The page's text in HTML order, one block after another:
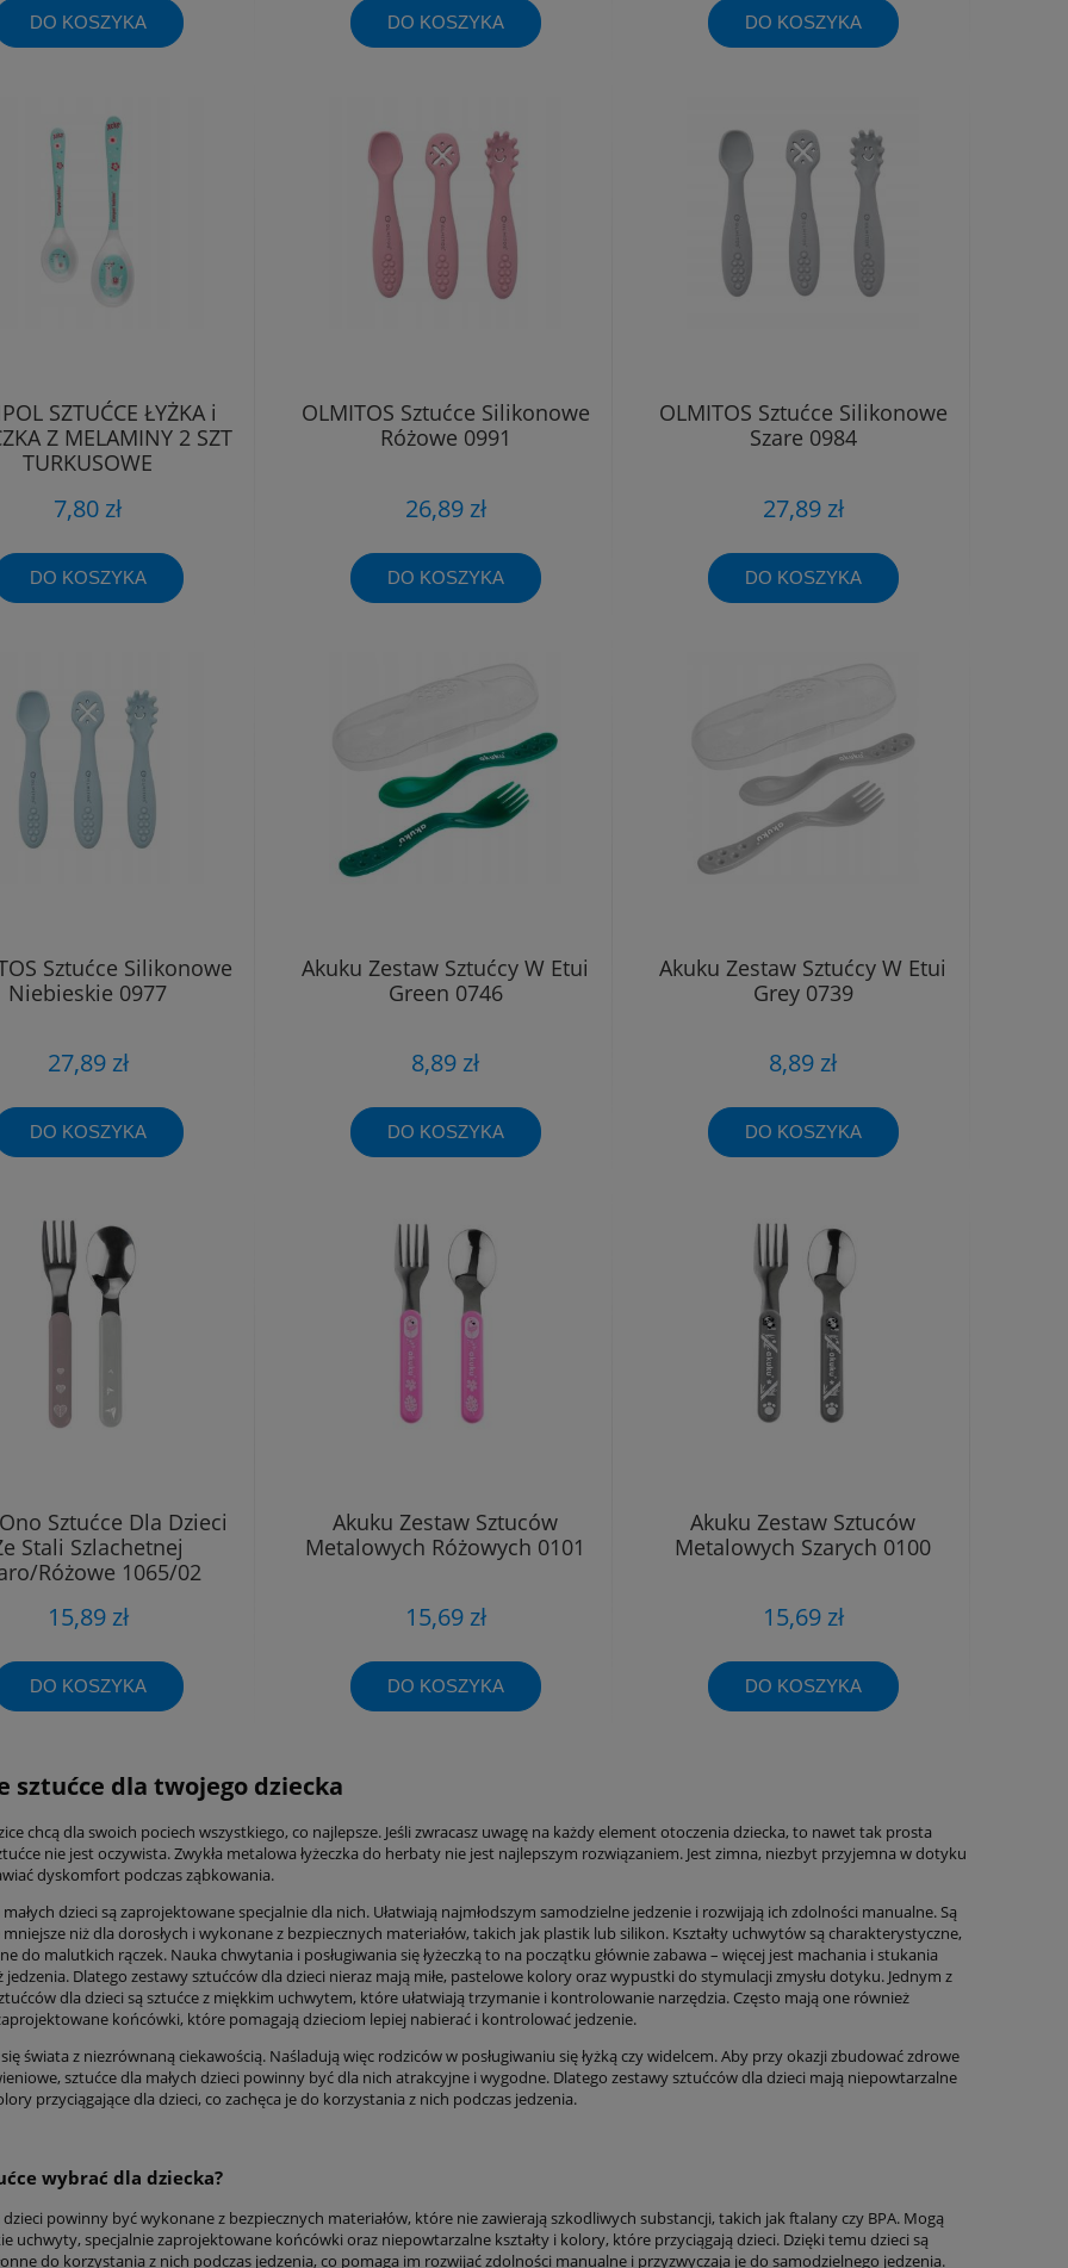
DO KOSZYKA DO KOSZYKA DO KOSZYKA
SZTUĆCE ŁYŻKA i
Z MELAMINY 2 SZT
TURKUSOWE
7,80 zł
DO KOSZYKA
OLMITOS Sztućce Silikonowe
Różowe 0991
26,89 zł
DO KOSZYKA
OLMITOS Sztućce Silikonowe
Szare 0984
27,89 zł
DO KOSZYKA
Sztućce Silikonowe
Niebieskie 0977
27,89 zł
DO KOSZYKA
Akuku Zestaw Sztućcy W Etui
Green 0746
8,89 zł
DO KOSZYKA
Akuku Zestaw Sztućcy W Etui
Grey 0739
8,89 zł
DO KOSZYKA
Sztućce Dla Dzieci
Stali Szlachetnej
Różowe 1065/02
15,89 zł
DO KOSZYKA
Akuku Zestaw Sztuców
Metalowych Różowych 0101
15,69 zł
DO KOSZYKA
Akuku Zestaw Sztuców
Metalowych Szarych 0100
15,69 zł
DO KOSZYKA
sztućce dla twojego dziecka
chcą dla swoich pociech wszystkiego, co najlepsze. Jeśli zwracasz uwagę na każdy element otoczenia dziecka, to nawet tak prosta
nie jest oczywista. Zwykła metalowa łyżeczka do herbaty nie jest najlepszym rozwiązaniem. Jest zimna, niezbyt przyjemna w dotyku
dyskomfort podczas ząbkowania.
dzieci są zaprojektowane specjalnie dla nich. Ułatwiają najmłodszym samodzielne jedzenie i rozwijają ich zdolności manualne. Są
niż dla dorosłych i wykonane z bezpiecznych materiałów, takich jak plastik lub silikon. Kształty uchwytów są charakterystyczne,
do malutkich rączek. Nauka chwytania i posługiwania się łyżeczką to na początku głównie zabawa – więcej jest machania i stukania
jedzenia. Dlatego zestawy sztućców dla dzieci nieraz mają miłe, pastelowe kolory oraz wypustki do stymulacji zmysłu dotyku. Jednym z
dla dzieci są sztućce z miękkim uchwytem, które ułatwiają trzymanie i kontrolowanie narzędzia. Często mają one również
końcówki, które pomagają dzieciom lepiej nabierać i kontrolować jedzenie.
się świata z niezrównaną ciekawością. Naśladują więc rodziców w posługiwaniu się łyżką czy widelcem. Aby przy okazji zbudować zdrowe
sztućce dla małych dzieci powinny być dla nich atrakcyjne i wygodne. Dlatego zestawy sztućców dla dzieci mają niepowtarzalne
przyciągające dla dzieci, co zachęca je do korzystania z nich podczas jedzenia.
wybrać dla dziecka?
dzieci powinny być wykonane z bezpiecznych materiałów, które nie zawierają szkodliwych substancji, takich jak ftalany czy BPA. Mogą
uchwyty, specjalnie zaprojektowane końcówki oraz niepowtarzalne kształty i kolory, które przyciągają dzieci. Dzięki temu dzieci są
do korzystania z nich podczas jedzenia, co pomaga im rozwijać zdolności manualne i przyzwyczaja je do samodzielnego jedzenia.